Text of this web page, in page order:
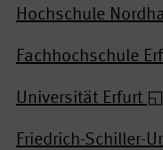
Hochschule
Fachhochschule
Universität Erfurt
Friedrich-Schiller-